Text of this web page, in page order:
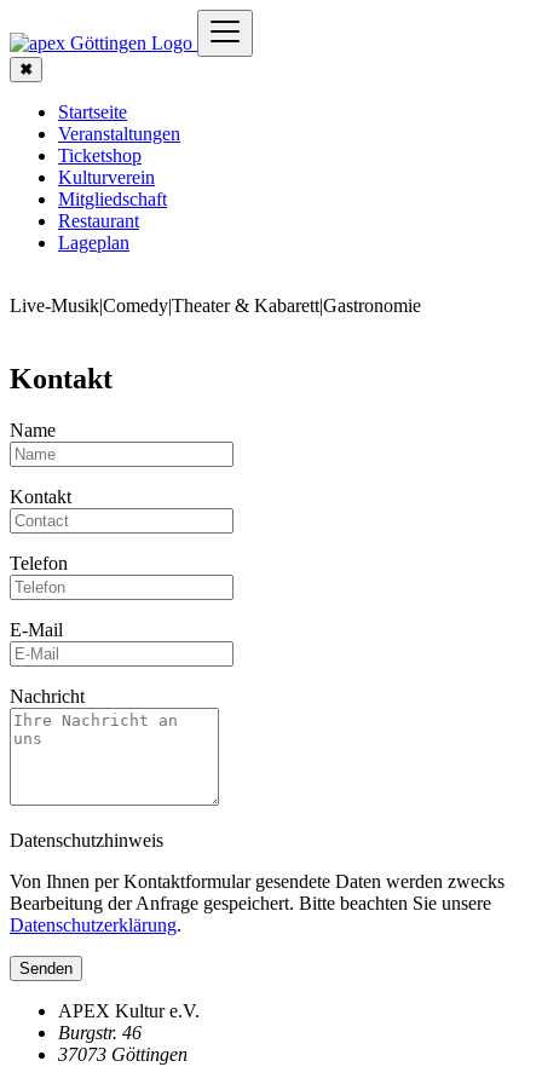
✖
Startseite
Veranstaltungen
Ticketshop
Kulturverein
Mitgliedschaft
Restaurant
Lageplan
Live-Musik|Comedy|Theater & Kabarett|Gastronomie
Kontakt
Name
Kontakt
Telefon
E-Mail
Nachricht
Datenschutzhinweis
Von Ihnen per Kontaktformular gesendete Daten werden zwecks
Bearbeitung der Anfrage gespeichert. Bitte beachten Sie unsere
Datenschutzerklärung.
Senden
APEX Kultur e.V.
Burgstr. 46
37073 Göttingen